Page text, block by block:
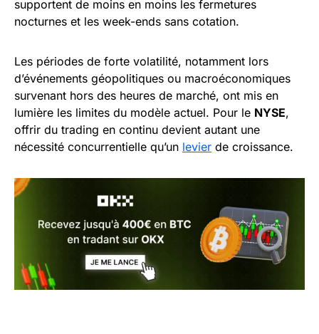
supportent de moins en moins les fermetures
nocturnes et les week-ends sans cotation.
Les périodes de forte volatilité, notamment lors
d’événements géopolitiques ou macroéconomiques
survenant hors des heures de marché, ont mis en
lumière les limites du modèle actuel. Pour le NYSE,
offrir du trading en continu devient autant une
nécessité concurrentielle qu’un levier de croissance.